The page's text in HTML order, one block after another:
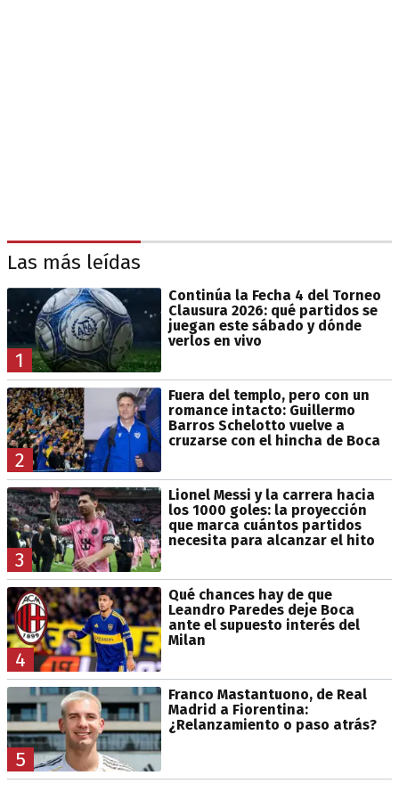
Las más leídas
1
Continúa la Fecha 4 del Torneo
Clausura 2026: qué partidos se
juegan este sábado y dónde
verlos en vivo
2
Fuera del templo, pero con un
romance intacto: Guillermo
Barros Schelotto vuelve a
cruzarse con el hincha de Boca
3
Lionel Messi y la carrera hacia
los 1000 goles: la proyección
que marca cuántos partidos
necesita para alcanzar el hito
4
Qué chances hay de que
Leandro Paredes deje Boca
ante el supuesto interés del
Milan
5
Franco Mastantuono, de Real
Madrid a Fiorentina:
¿Relanzamiento o paso atrás?